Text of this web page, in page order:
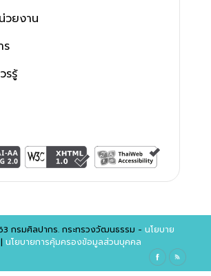
วยงาน
ร
รรู้
กรมศิลปากร. กระทรวงวัฒนธรรม - นโยบาย
| นโยบายการคุ้มครองข้อมูลส่วนบุคคล